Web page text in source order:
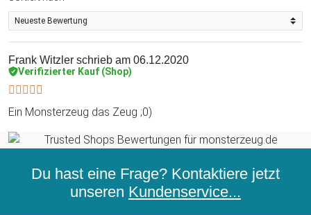
Frank Witzler schrieb am 06.12.2020
Verifizierter Kauf (Shop)
Ein Monsterzeug das Zeug ;0)
Du hast eine Frage? Kontaktiere jetzt
unseren Kundenservice...